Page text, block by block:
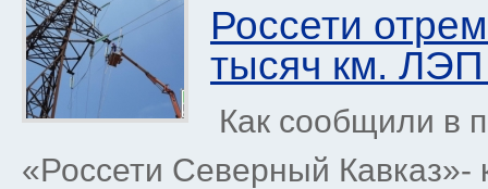
Россети
тысяч км. ЛЭП
Как сообщили в
«Россети Северный Кавказ»-